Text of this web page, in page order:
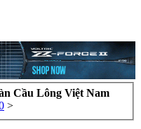
Cầu Lông Việt Nam
>